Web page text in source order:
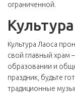
ограниченной.
Культура Лаоса
свой главный храм
образовании и
праздник, будьте
традиционные